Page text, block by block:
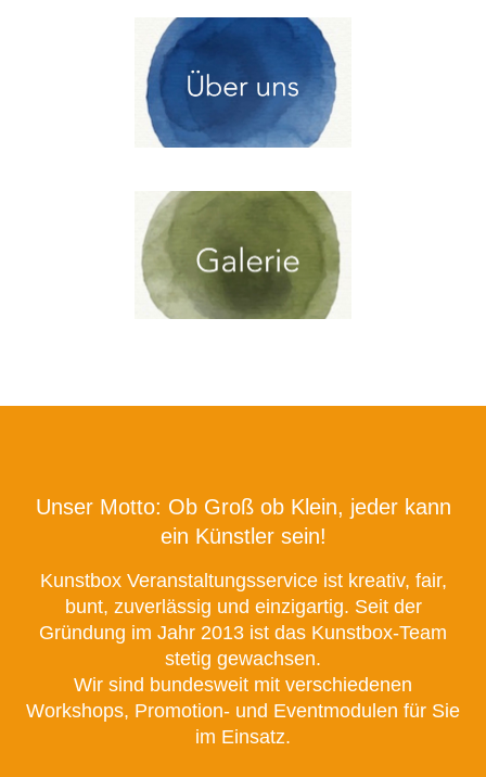
Unser Motto: Ob Groß ob Klein, jeder kann
ein Künstler sein!
Kunstbox Veranstaltungsservice ist kreativ, fair,
bunt, zuverlässig und einzigartig. Seit der
Gründung im Jahr 2013 ist das Kunstbox-Team
stetig gewachsen.
Wir sind bundesweit mit verschiedenen
Workshops, Promotion- und Eventmodulen für Sie
im Einsatz.